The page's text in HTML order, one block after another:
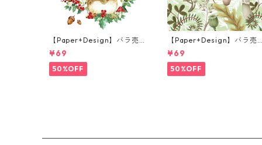
【Paper+Design】バラ売
り2枚 ランチサイズ ペーパ
ーナプキン Forest Squirrel
ホワイト
¥69
50%OFF
【Paper+Design】バラ売
り2枚 ランチサイズ ペーパ
ーナプキン Forest Fungi
リーン
¥69
50%OFF